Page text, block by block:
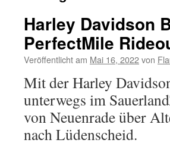
Harley Davidson
PerfectMile
Veröffentlicht am Mai 16, 2022von
Mit der Harley
unterwegs im
von Neuenrade über
nach Lüdenscheid.